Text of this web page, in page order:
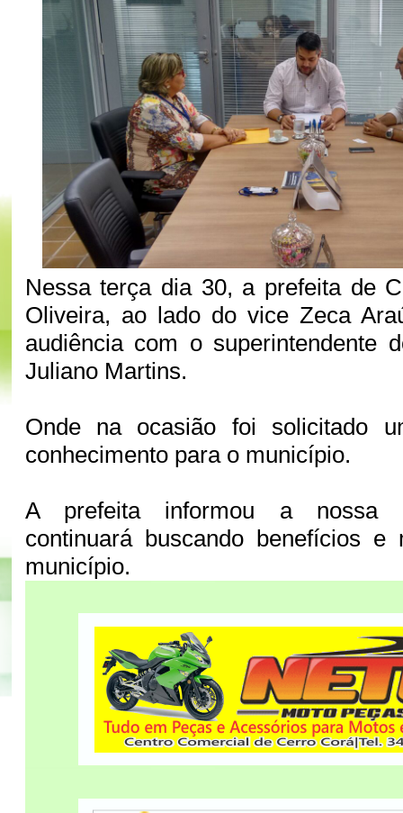
Nessa terça dia 30, a prefeita de
Oliveira, ao lado do vice Zeca
audiência com o superintendente
Juliano Martins.
Onde na ocasião foi solicitado
conhecimento para o município.
A prefeita informou a nossa
continuará buscando benefícios e
município.